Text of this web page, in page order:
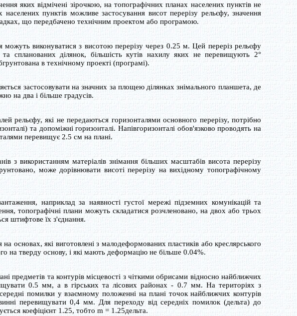
яких відмічені зірочкою, на топографічних планах населених пунктів не
пунктів можливе застосування висот перерізу рельєфу, значення
що передбачено технічним проектом або програмою.
виконуватися з висотою перерізу через 0.25 м. Цей переріз рельєфу
та спланованих ділянок, більшість кутів нахилу яких не перевищують 2°
в технічному проекті (програмі).
застосовувати на значних за площею ділянках знімального планшета, де
на два і більше градусів.
рельєфу, які не передаються горизонталями основного перерізу, потрібно
та допоміжні горизонталі. Напівгоризонталі обов'язково проводять на
перевищує 2.5 см на плані.
з використанням матеріалів знімання більших масштабів висота перерізу
може дорівнювати висоті перерізу на вихідному топографічному
наприклад за наявності густої мережі підземних комунікацій та
топографічні плани можуть складатися розчленовано, на двох або трьох
штифтове їх з'єднання.
основах, які виготовлені з малодеформованих пластиків або креслярського
на тверду основу, і які мають деформацію не більше 0.04%.
предметів та контурів місцевості з чіткими обрисами відносно найближчих
0.5 мм, а в гірських та лісових районах - 0.7 мм. На територіях з
помилки у взаємному положенні на плані точок найближчих контурів
перевищувати 0,4 мм. Для переходу від середніх помилок (дельта) до
коефіцієнт 1.25, тобто m = 1.25дельта.